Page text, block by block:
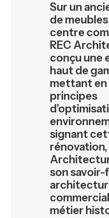
Sur un
de
centre
REC
conçu une
haut de
mettant
principes
signant
rénovation,
son savoir-
métier